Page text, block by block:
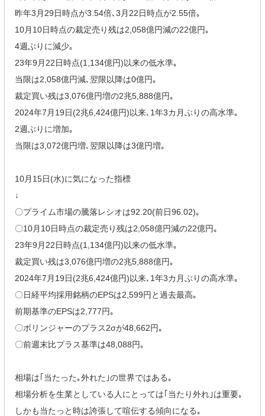
昨年3月29日時点が3.54倍､3月22日時点が2.55倍｡
10月10日時点の裁定売り残は2,058億円減の22億円｡
4週ぶりに減少｡
23年9月22日時点(1,134億円)以来の低水準｡
当限は2,058億円減､翌限以降は0億円｡
裁定買い残は3,076億円増の2兆5,888億円｡
2024年7月19日(2兆6,424億円)以来､1年3カ月ぶりの高水準｡
2週ぶりに増加｡
当限は3,072億円増､翌限以降は3億円増｡
10月15日(水)に気になった指標
↓
〇プライム市場の騰落レシオは92.20(前日96.02)｡
〇10月10日時点の裁定売り残は2,058億円減の22億円｡
23年9月22日時点(1,134億円)以来の低水準｡
裁定買い残は3,076億円増の2兆5,888億円｡
2024年7月19日(2兆6,424億円)以来､1年3カ月ぶりの高水準｡
〇日経平均採用銘柄のEPSは2,599円と過去最高｡
前期基準のEPSは2,777円｡
〇ボリンジャーのプラス2σが48,662円｡
〇前週末比プラス基準は48,088円｡
相場は｢当たった｡外れた｣の世界ではある｡
相場分析を生業としている人にとっては｢当たり外れ｣は重要｡
しかも当たっと時は誇張して喧伝する傾向になる｡